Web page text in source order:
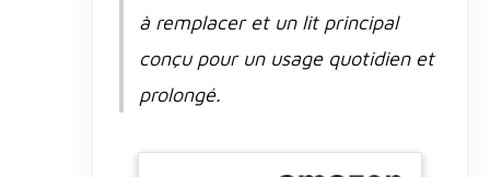
à remplacer et un lit principal
conçu pour un usage quotidien et
prolongé.